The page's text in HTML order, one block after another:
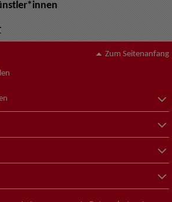
Zum Seitenanfang